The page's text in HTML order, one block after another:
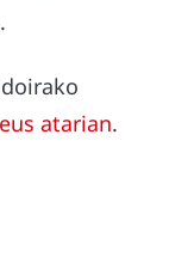
atarian.